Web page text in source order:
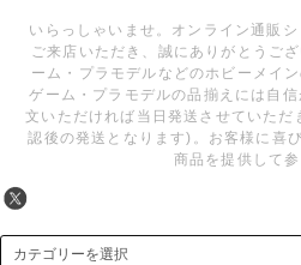
いらっしゃいませ。オンライン通販
ご来店いただき、誠にありがとうご
ーム・プラモデルなどのホビーメイ
ゲーム・プラモデルの品揃えには自
文いただければ当日発送させていた
認後の発送となります)。お客様に喜
商品を提供して参